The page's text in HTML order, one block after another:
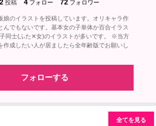
投稿 4 フォロー 72 フォロワー
娘のイラストを投稿しています。オリキャラ作
んでもないです。基本女の子単体か百合イラス
子同士(ふた✕女)のイラストが多いです。 ※当方
作成したい人が居ましたら全年齢版でお願いし
フォローする
全てを見る